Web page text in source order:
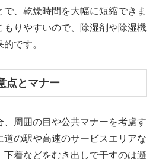
で、乾燥時間を大幅に短縮できま
もりやすいので、除湿剤や除湿機
です。
点とマナー
周囲の目や公共マナーを考慮す
道の駅や高速のサービスエリアな
下着などをむき出しで干すのは避